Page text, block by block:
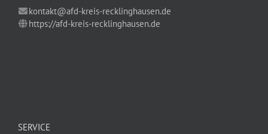
kontakt@afd-kreis-recklinghausen.de
https://afd-kreis-recklinghausen.de
SERVICE